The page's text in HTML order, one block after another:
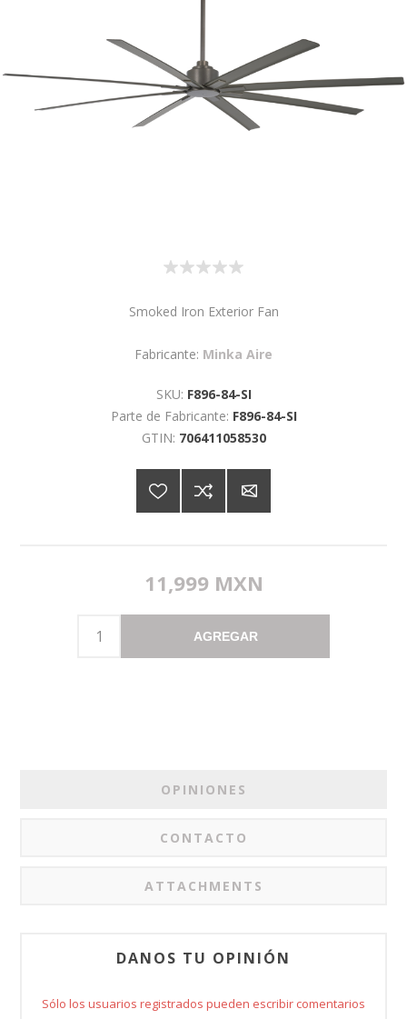
Smoked Iron Exterior Fan
Fabricante: Minka Aire
SKU: F896-84-SI
Parte de Fabricante: F896-84-SI
GTIN: 706411058530
11,999 MXN
AGREGAR
OPINIONES
CONTACTO
ATTACHMENTS
DANOS TU OPINIÓN
Sólo los usuarios registrados pueden escribir comentarios